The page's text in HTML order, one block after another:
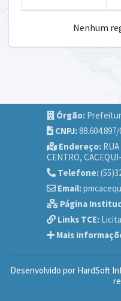
Nenhum
Órgão:
CNPJ:
Endereço:
CENTRO,
Telefone:
Email:
Página
Links TCE:
Mais
Desenvolvido por HardSoft